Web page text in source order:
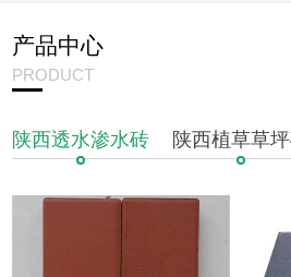
产品中心
PRODUCT
陕西透水渗水砖 陕西植草草